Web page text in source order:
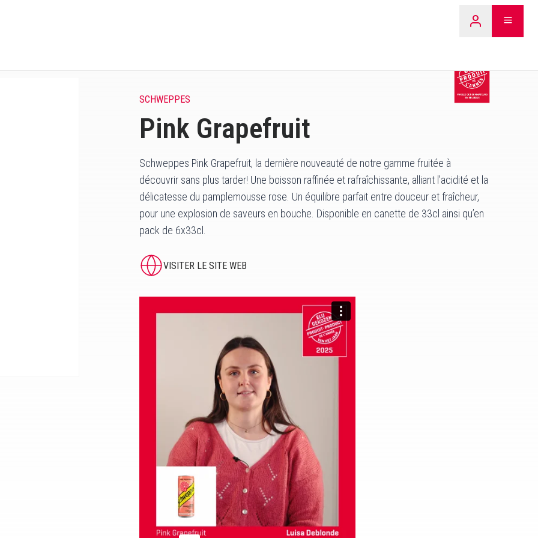
LEARN
SCHWEPPES
Pink Grapefruit
Schweppes Pink Grapefruit, la dernière nouveauté de notre gamme fruitée à
découvrir sans plus tarder! Une boisson raffinée et rafraîchissante, alliant l’acidité et la
délicatesse du pamplemousse rose. Un équilibre parfait entre douceur et fraîcheur,
pour une explosion de saveurs en bouche. Disponible en canette de 33cl ainsi qu’en
pack de 6x33cl.
VISITER LE SITE WEB